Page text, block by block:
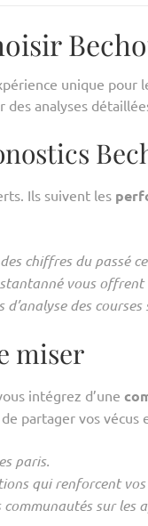
unique pour
des analyses
Ils suivent les
chiffres du passé
vous offrent
des
miser
intégrez d’une
partager vos
paris.
qui renforcent
sur les